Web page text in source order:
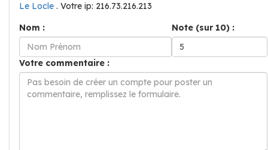
Le Locle . Votre ip: 216.73.216.213
Nom :
Note (sur 10) :
Votre commentaire :